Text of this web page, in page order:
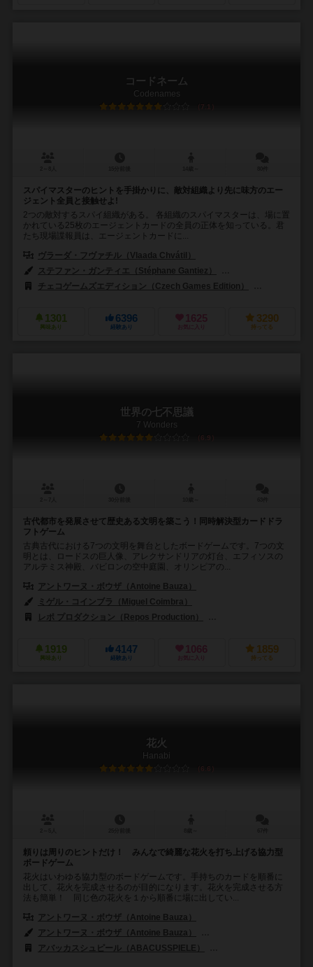
コードネーム
Codenames
7.1
スパイマスターのヒントを手掛かりに、敵対組織より先に味方のエー
ジェント全員と接触せよ!
2つの敵対するスパイ組織がある。 各組織のスパイマスターは、場に置
かれている25枚のエージェントカードの全員の正体を知っている。君
たち現場諜報員は、エージェントカードに...
ヴラーダ・フヴァチル（Vlaada Chvátil）
ステファン・ガンティエ（Stéphane Gantiez）
チェコゲームズエディション（Czech Games Edition）
1301
興味あり
6396
経験あり
1625
お気に入り
3290
持ってる
世界の七不思議
7 Wonders
6.9
古代都市を発展させて歴史ある文明を築こう！同時解決型カードドラ
フトゲーム
古典古代における7つの文明を舞台としたボードゲームです。7つの文
明とは、ロードスの巨人像、アレクサンドリアの灯台、エフィソスの
アルテミス神殿、バビロンの空中庭園、オリンピアの...
アントワーヌ・ボウザ（Antoine Bauza）
ミゲル・コインブラ（Miguel Coimbra）
レポ プロダクション（Repos Production）
1919
興味あり
4147
経験あり
1066
お気に入り
1859
持ってる
花火
Hanabi
6.6
頼りは周りのヒントだけ！ みんなで綺麗な花火を打ち上げる協力型
ボードゲーム
花火はいわゆる協力型のボードゲームです。手持ちのカードを順番に
出して、花火を完成させるのが目的になります。花火を完成させる方
法も簡単！ 同じ色の花火を１から順番に場に出してい...
アントワーヌ・ボウザ（Antoine Bauza）
アントワーヌ・ボウザ（Antoine Bauza）
アバッカスシュピール（ABACUSSPIELE）